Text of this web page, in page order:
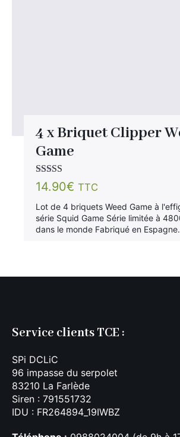
4 x Briquet Clipper
Game
Note5.00sur
5
14.90€ TTC
Lot de 4 briquets Weed Game à
série Squid Game Série limitée à
dans le monde Fabriqué en
Service clients TCE :
SPi DCLiC
96 impasse du serpolet
83210 La Farlède
Siren : 791551732
IDU : FR264894_19IWBZ